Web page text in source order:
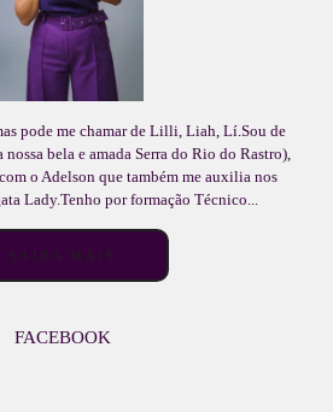
pode me chamar de Lilli, Liah, Lí.Sou de
bela e amada Serra do Rio do Rastro),
o Adelson que também me auxilia nos
Lady.Tenho por formação Técnico...
SAIBA MAIS
FACEBOOK